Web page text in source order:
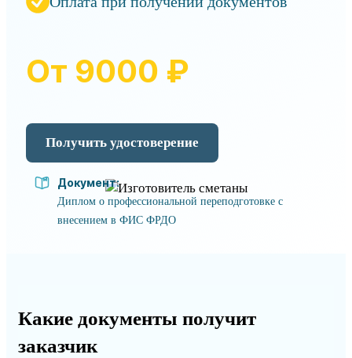
От 9000 ₽
Получить удостоверение
Документ:
Диплом о профессиональной переподготовке с
внесением в ФИС ФРДО
Какие документы получит
заказчик